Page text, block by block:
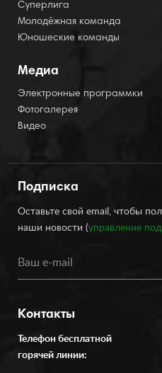
Суперлига
Молодёжная команда
Юношеские команды
Медиа
Электронные программки
Фотогалерея
Видео
Подписка
Оставьте свой email, чтобы
наши новости (управление
Контакты
Телефон бесплатной
горячей линии: